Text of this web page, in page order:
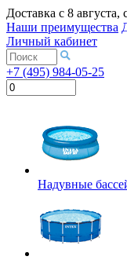
Доставка с 8 августа,
Наши преимущества
Личный кабинет
+7 (495) 984-05-25
Надувные